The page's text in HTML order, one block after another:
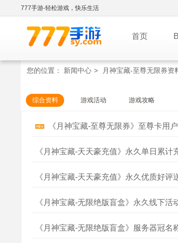
777手游-轻松游戏，快乐生活
首页
您的位置： 新闻中心 > 月神宝藏-至尊无限券资
综合资料 游戏活动 游戏攻略
《月神宝藏-至尊无限券》至尊卡用
《月神宝藏-天天豪充值》永久单日累计
《月神宝藏-天天豪充值》永久优质好评
《月神宝藏-无限绝版盲盒》永久线下活
《月神宝藏-无限绝版盲盒》服务器冠名